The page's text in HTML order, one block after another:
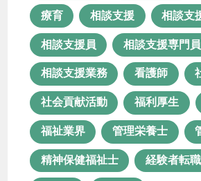
管理職 精神保健福祉士
経験者転職 聖徳会 行
見沼園 見沼園あんしん相
資格 資格取得 転職
長く続ける 障がい者支援
障害福祉 聖徳会 障害福
療育 相談支援 相談支
相談支援員 相談支援専門員
相談支援業務 看護師
社会貢献活動 福利厚生
福祉業界 管理栄養士
精神保健福祉士 経験者転職